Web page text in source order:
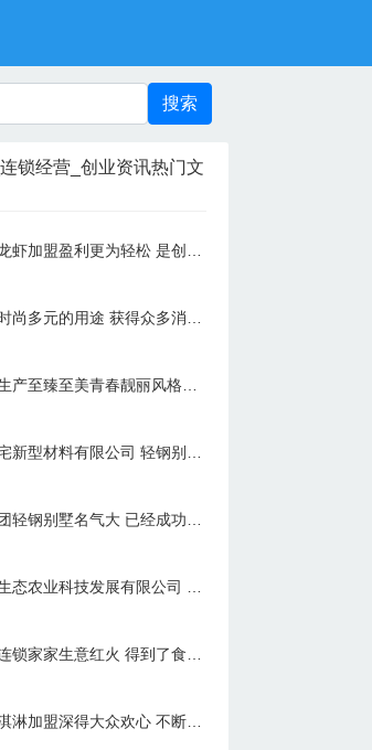
锁经营_创业资讯热门文
索加尼袜业生产至臻至美青春靓丽风格独特的各式袜款
我是主角冰淇淋加盟深得大众欢心 不断研制更为出色的冰淇淋